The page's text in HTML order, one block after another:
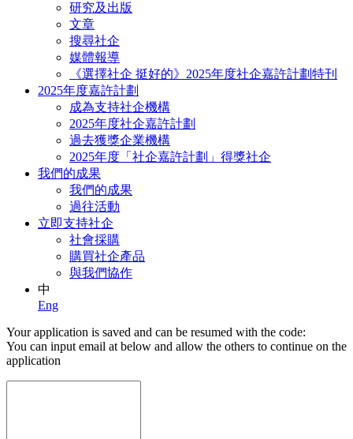
研究及出版
文章
搜尋社企
媒體報導
《選擇社企 挺好的》2025年度社企嘉許計劃特刊
2025年度嘉許計劃
成為支持社企機構
2025年度社企嘉許計劃
過去獲獎企業機構
2025年度「社企嘉許計劃」得獎社企
我們的成果
我們的成果
過往活動
立即支持社企
社會採購
購買社企產品
與我們協作
中
Eng
Your application is saved and can be resumed with the code:
You can input email at below and allow the others to continue on the
application